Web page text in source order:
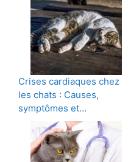
Crises cardiaques chez
les chats : Causes,
symptômes et…